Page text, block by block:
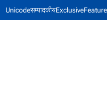
Unicodeसम्पादकीयExclusive